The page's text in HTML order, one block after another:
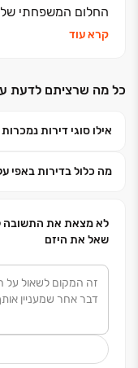
החלום המשפחתי
האמיתי הוא הערכים
היסודות עליהם
חותרים למצוין.
וחדשנות: אנו
הקפדה מחמירה על
אפי קפיטל היא גם
המעניק לכם
האיכות.הבחירה
בראש שקט ובשותף
קרא עוד
כל מה שרציתם לדעת
אילו סוגי דירות
מה כלול בדירות באפי
לא מצאת את התשובה
שאל את היזם